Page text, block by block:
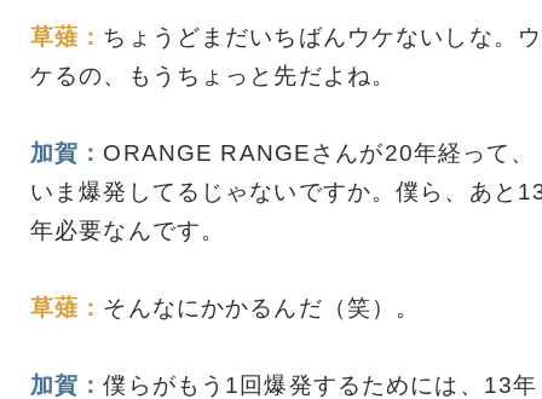
草薙： ちょうどまだいちばんウケないしな。ウ
ケるの、もうちょっと先だよね。
加賀： ORANGE RANGEさんが20年経って、
いま爆発してるじゃないですか。僕ら、あと
年必要なんです。
草薙： そんなにかかるんだ（笑）。
加賀：僕らがもう1回爆発するためには、13年